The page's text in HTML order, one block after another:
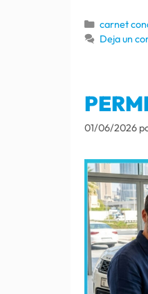
carnet
Deja un
01/06/2026